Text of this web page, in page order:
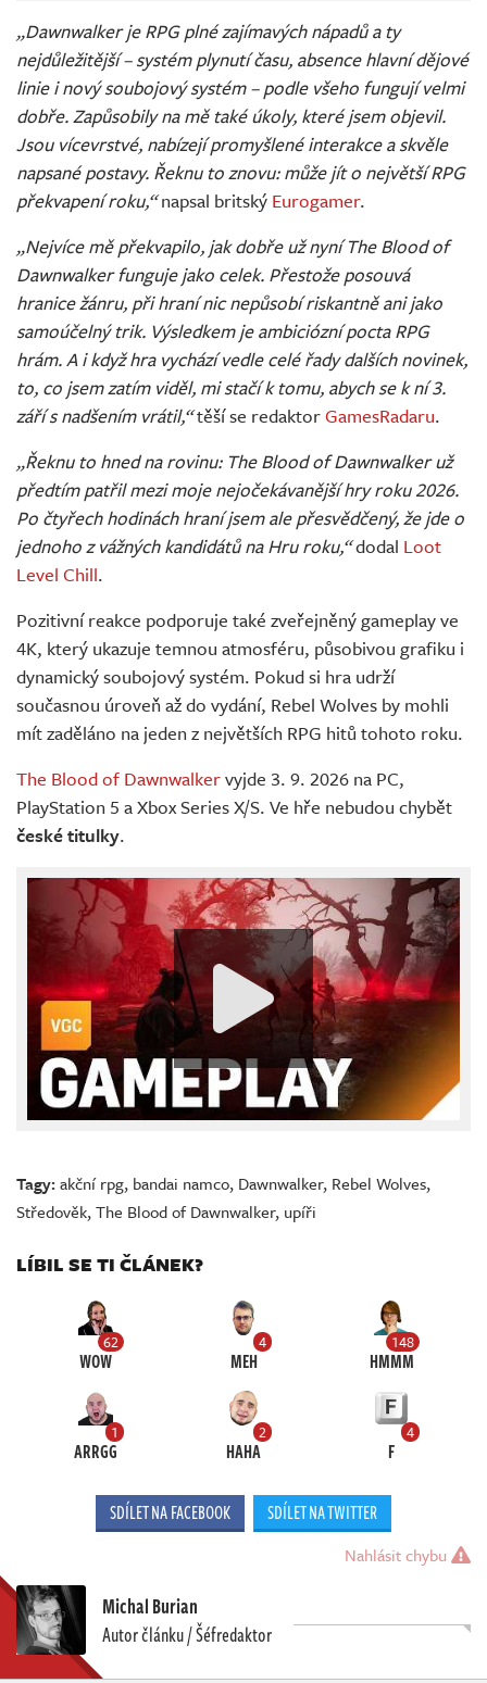
„Dawnwalker je RPG plné zajímavých nápadů a ty
nejdůležitější – systém plynutí času, absence hlavní dějové
linie i nový soubojový systém – podle všeho fungují velmi
dobře. Zapůsobily na mě také úkoly, které jsem objevil.
Jsou vícevrstvé, nabízejí promyšlené interakce a skvěle
napsané postavy. Řeknu to znovu: může jít o největší RPG
překvapení roku,“napsal britský Eurogamer.
„Nejvíce mě překvapilo, jak dobře už nyní The Blood of
Dawnwalker funguje jako celek. Přestože posouvá
hranice žánru, při hraní nic nepůsobí riskantně ani jako
samoúčelný trik. Výsledkem je ambiciózní pocta RPG
hrám. A i když hra vychází vedle celé řady dalších novinek,
to, co jsem zatím viděl, mi stačí k tomu, abych se k ní 3.
září s nadšením vrátil,“těší se redaktorGamesRadaru.
„Řeknu to hned na rovinu: The Blood of Dawnwalker už
předtím patřil mezi moje nejočekávanější hry roku 2026.
Po čtyřech hodinách hraní jsem ale přesvědčený, že jde o
jednoho z vážných kandidátů na Hru roku,“dodal Loot
Level Chill.
Pozitivní reakce podporuje také zveřejněný gameplay ve
4K, který ukazuje temnou atmosféru, působivou grafiku i
dynamický soubojový systém. Pokud si hra udrží
současnou úroveň až do vydání, Rebel Wolves by mohli
mít zaděláno na jeden z největších RPG hitů tohoto roku.
The Blood of Dawnwalkervyjde 3. 9. 2026 na PC,
PlayStation 5 a Xbox Series X/S. Ve hře nebudou chybět
české titulky.
Tagy:akční rpg, bandai namco, Dawnwalker, Rebel Wolves,
Středověk,The Blood of Dawnwalker, upíři
LÍBIL SE TI ČLÁNEK?
62
WOW
4
MEH
148
HMMM
1
ARRGG
2
HAHA
4
F
SDÍLET NA FACEBOOK SDÍLET NA TWITTER
Nahlásit chybu
Michal Burian
Autor článku / Šéfredaktor